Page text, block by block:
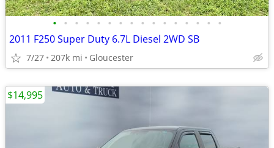
• • • • • • • • • • • • • • • •
2011 F250 Super Duty 6.7L Diesel 2WD SB
7/27 207k mi Gloucester
$14,995